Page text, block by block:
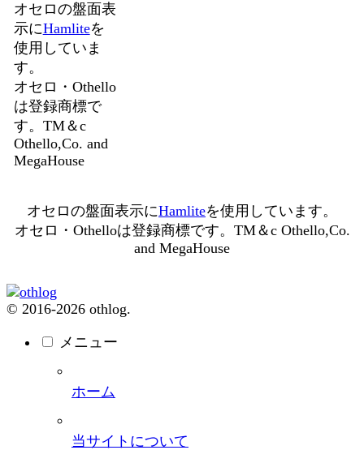
オセロの盤面表
示にHamliteを
使用していま
す。
オセロ・Othello
は登録商標で
す。TM＆c
Othello,Co. and
MegaHouse
オセロの盤面表示にHamliteを使用しています。
オセロ・Othelloは登録商標です。TM＆c Othello,Co.
and MegaHouse
© 2016-2026 othlog.
メニュー
ホーム
当サイトについて